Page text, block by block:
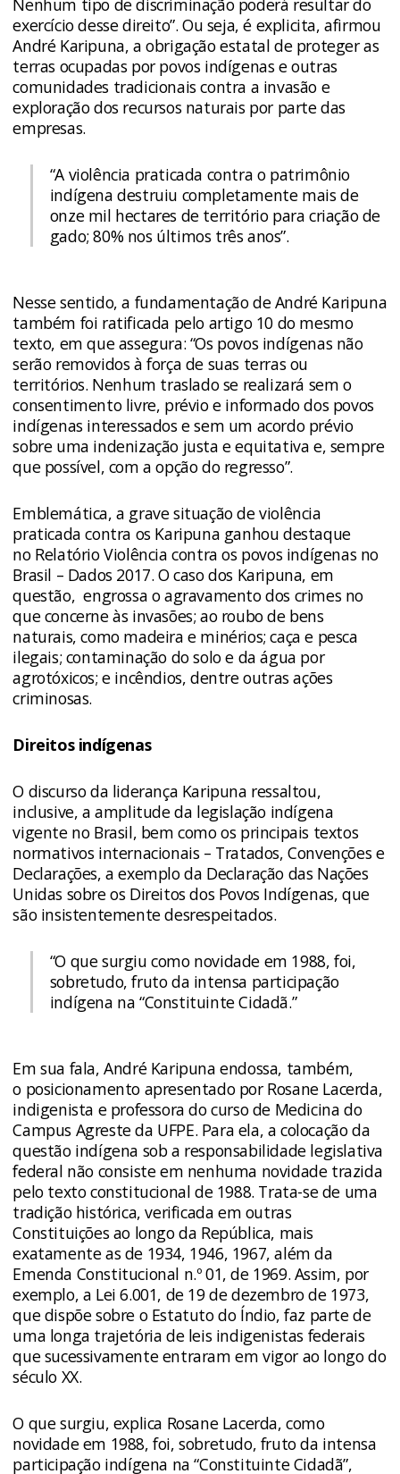
Nenhum tipo de discriminação poderá resultar do
exercício desse direito”. Ou seja, é explicita, afirmou
André Karipuna, a obrigação estatal de proteger as
terras ocupadas por povos indígenas e outras
comunidades tradicionais contra a invasão e
exploração dos recursos naturais por parte das
empresas.
“A violência praticada contra o patrimônio
indígena destruiu completamente mais de
onze mil hectares de território para criação de
gado; 80% nos últimos três anos”.
Nesse sentido, a fundamentação de André Karipuna
também foi ratificada pelo artigo 10 do mesmo
texto, em que assegura: “Os povos indígenas não
serão removidos à força de suas terras ou
territórios. Nenhum traslado se realizará sem o
consentimento livre, prévio e informado dos povos
indígenas interessados e sem um acordo prévio
sobre uma indenização justa e equitativa e, sempre
que possível, com a opção do regresso”.
Emblemática, a grave situação de violência
praticada contra os Karipuna ganhou destaque
no Relatório Violência contra os povos indígenas no
Brasil – Dados 2017. O caso dos Karipuna, em
questão, engrossa o agravamento dos crimes no
que concerne às invasões; ao roubo de bens
naturais, como madeira e minérios; caça e pesca
ilegais; contaminação do solo e da água por
agrotóxicos; e incêndios, dentre outras ações
criminosas.
Direitos indígenas
O discurso da liderança Karipuna ressaltou,
inclusive, a amplitude da legislação indígena
vigente no Brasil, bem como os principais textos
normativos internacionais – Tratados, Convenções e
Declarações, a exemplo da Declaração das Nações
Unidas sobre os Direitos dos Povos Indígenas, que
são insistentemente desrespeitados.
“O que surgiu como novidade em 1988, foi,
sobretudo, fruto da intensa participação
indígena na “Constituinte Cidadã.”
Em sua fala, André Karipuna endossa, também,
o posicionamento apresentado por Rosane Lacerda,
indigenista e professora do curso de Medicina do
Campus Agreste da UFPE. Para ela, a colocação da
questão indígena sob a responsabilidade legislativa
federal não consiste em nenhuma novidade trazida
pelo texto constitucional de 1988. Trata-se de uma
tradição histórica, verificada em outras
Constituições ao longo da República, mais
exatamente as de 1934, 1946, 1967, além da
Emenda Constitucional n.º 01, de 1969. Assim, por
exemplo, a Lei 6.001, de 19 de dezembro de 1973,
que dispõe sobre o Estatuto do Índio, faz parte de
uma longa trajetória de leis indigenistas federais
que sucessivamente entraram em vigor ao longo do
século XX.
O que surgiu, explica Rosane Lacerda, como
novidade em 1988, foi, sobretudo, fruto da intensa
participação indígena na “Constituinte Cidadã”,